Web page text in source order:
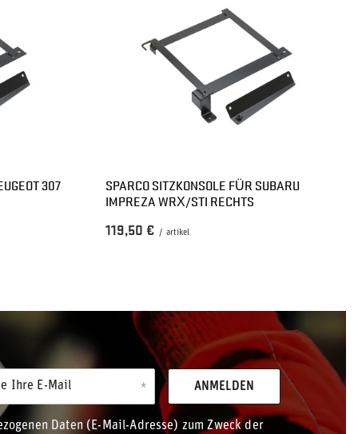
307
SPARCO SITZKONSOLE FÜR SUBARU
IMPREZA WRX/STI RECHTS
119,50 € / artikel
Ihre E-Mail
Daten (E-Mail-Adresse) zum Zweck der
ANMELDEN